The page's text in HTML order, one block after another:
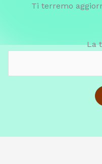
Ti terremo
La